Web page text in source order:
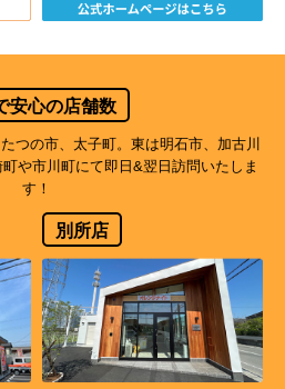
安心の店舗数
つの市、太子町。東は明石市、加古川
や市川町にて即日&翌日訪問いたしま
す！
別所店